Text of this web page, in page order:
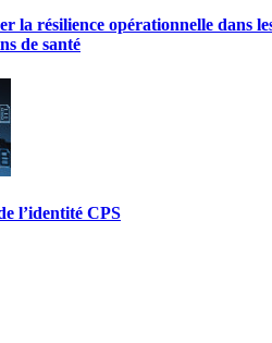
la résilience opérationnelle dans
de santé
l’identité CPS